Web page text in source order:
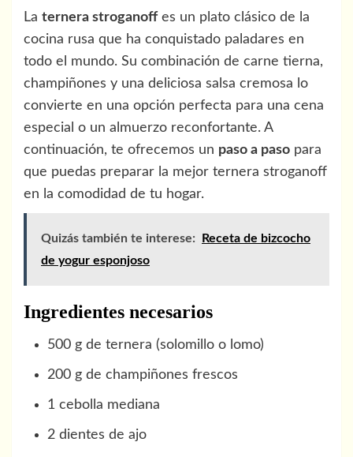
La ternera stroganoffes un plato clásico de la
cocina rusa que ha conquistado paladares en
todo el mundo. Su combinación de carne tierna,
champiñones y una deliciosa salsa cremosa lo
convierte en una opción perfecta para una cena
especial o un almuerzo reconfortante. A
continuación, te ofrecemos un paso a paso para
que puedas preparar la mejor ternera stroganoff
en la comodidad de tu hogar.
Quizás también te interese:
Receta de bizcocho
de yogur esponjoso
Ingredientes necesarios
500 g de ternera (solomillo o lomo)
200 g de champiñones frescos
1 cebolla mediana
2 dientes de ajo